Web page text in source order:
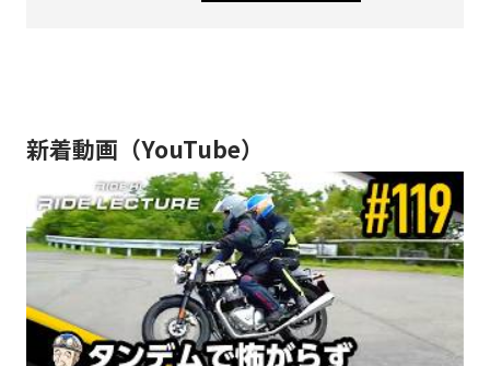
新着動画（YouTube）